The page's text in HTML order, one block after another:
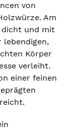
von
Am
dicht und mit
lebendigen,
Körper
verleiht.
einer feinen